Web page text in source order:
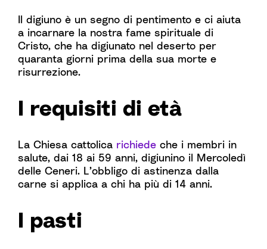
Il digiuno è un segno di pentimento e ci aiuta
a incarnare la nostra fame spirituale di
Cristo, che ha digiunato nel deserto per
quaranta giorni prima della sua morte e
risurrezione.
I requisiti di età
La Chiesa cattolica richiede che i membri in
salute, dai 18 ai 59 anni, digiunino il Mercoledì
delle Ceneri. L’obbligo di astinenza dalla
carne si applica a chi ha più di 14 anni.
I pasti